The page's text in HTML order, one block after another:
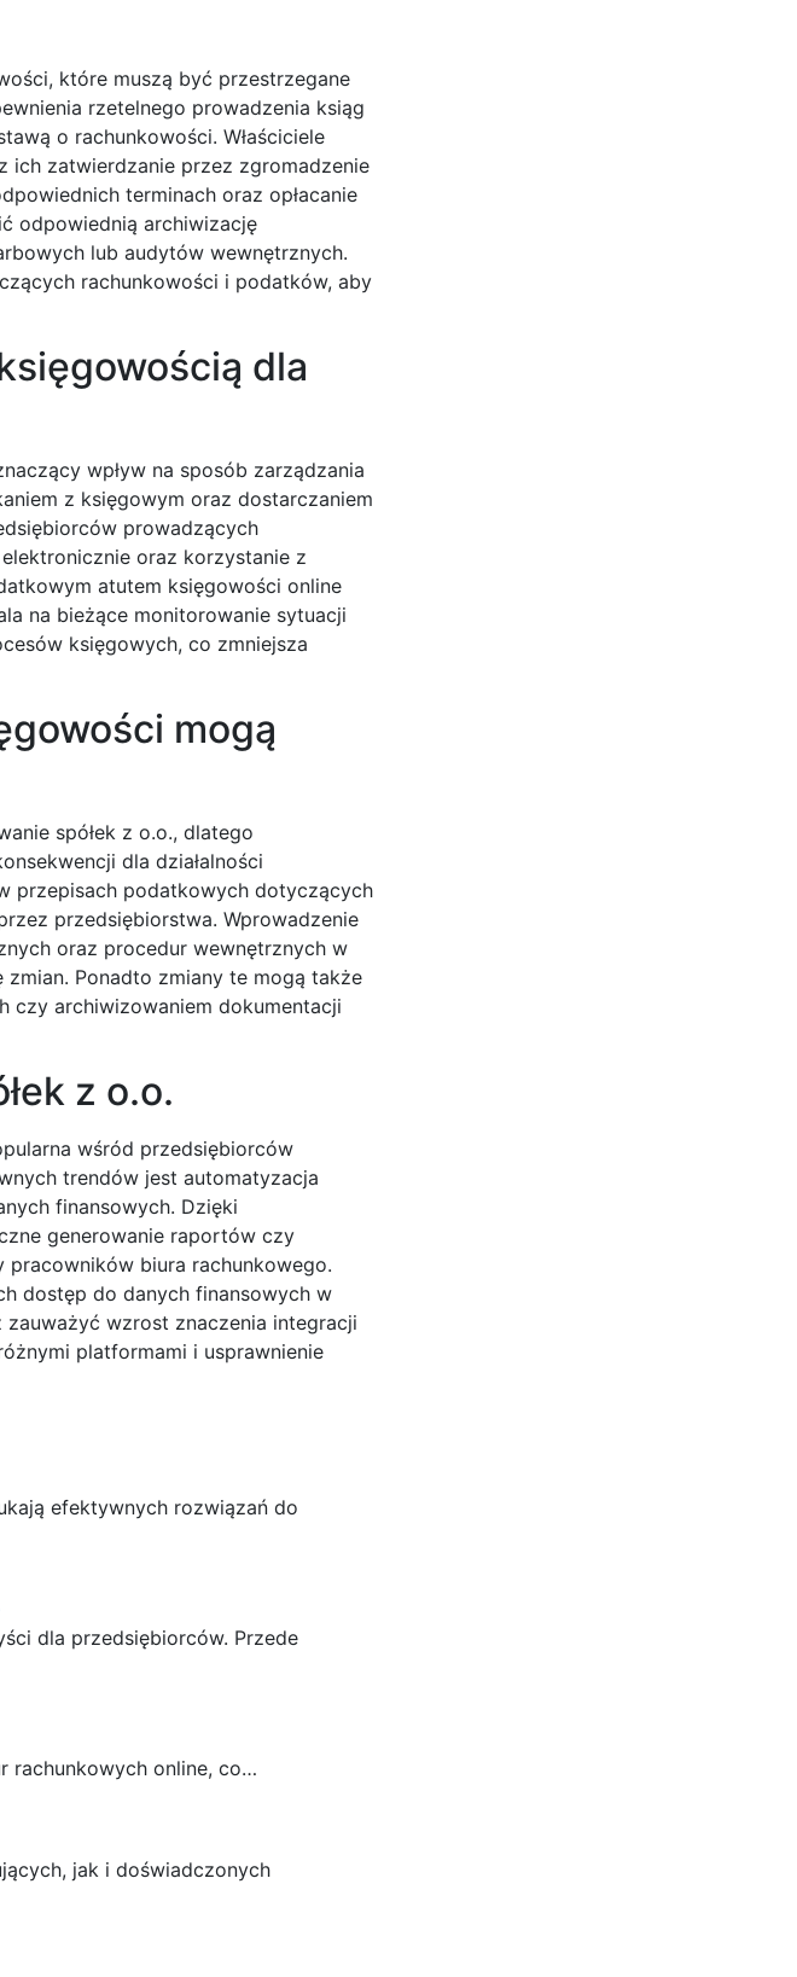
które muszą być przestrzegane
rzetelnego prowadzenia ksiąg
o rachunkowości. Właściciele
ich zatwierdzanie przez zgromadzenie
terminach oraz opłacanie
odpowiednią archiwizację
lub audytów wewnętrznych.
rachunkowości i podatków, aby
dla
wpływ na sposób zarządzania
z księgowym oraz dostarczaniem
prowadzących
oraz korzystanie z
atutem księgowości online
na bieżące monitorowanie sytuacji
księgowych, co zmniejsza
mogą
spółek z o.o., dlatego
dla działalności
przepisach podatkowych dotyczących
przedsiębiorstwa. Wprowadzenie
oraz procedur wewnętrznych w
Ponadto zmiany te mogą także
czy archiwizowaniem dokumentacji
z o.o.
wśród przedsiębiorców
trendów jest automatyzacja
finansowych. Dzięki
generowanie raportów czy
biura rachunkowego.
dostęp do danych finansowych w
wzrost znaczenia integracji
platformami i usprawnienie
efektywnych rozwiązań do
dla przedsiębiorców. Przede
rachunkowych online, co…
jak i doświadczonych